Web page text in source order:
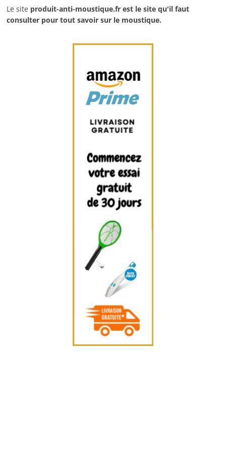
Le site produit-anti-moustique.fr est le site qu'il faut
consulter pour tout savoir sur le moustique.